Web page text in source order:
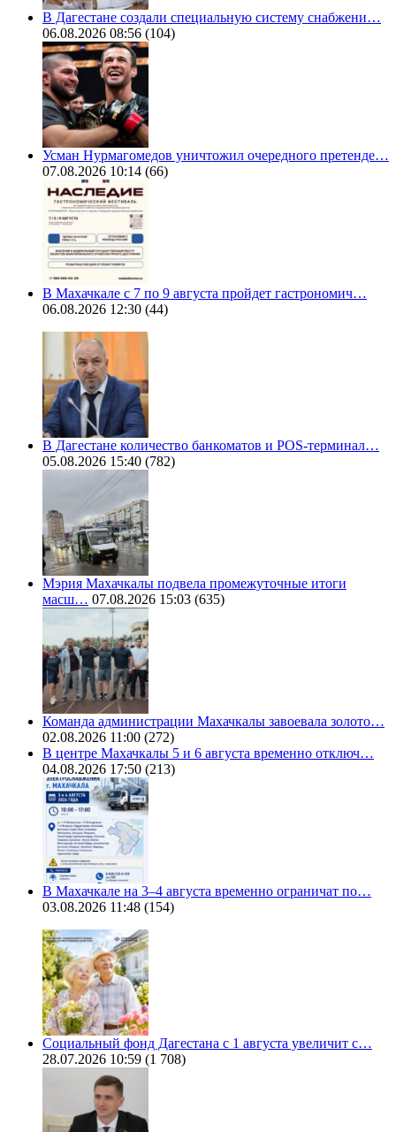
В Дагестане создали специальную систему снабжени…
06.08.2026 08:56 (104)
Усман Нурмагомедов уничтожил очередного претенде…
07.08.2026 10:14 (66)
В Махачкале с 7 по 9 августа пройдет гастрономич…
06.08.2026 12:30 (44)
В Дагестане количество банкоматов и POS-терминал…
05.08.2026 15:40 (782)
Мэрия Махачкалы подвела промежуточные итоги
масш… 07.08.2026 15:03 (635)
Команда администрации Махачкалы завоевала золото…
02.08.2026 11:00 (272)
В центре Махачкалы 5 и 6 августа временно отключ…
04.08.2026 17:50 (213)
В Махачкале на 3–4 августа временно ограничат по…
03.08.2026 11:48 (154)
Социальный фонд Дагестана с 1 августа увеличит с…
28.07.2026 10:59 (1 708)